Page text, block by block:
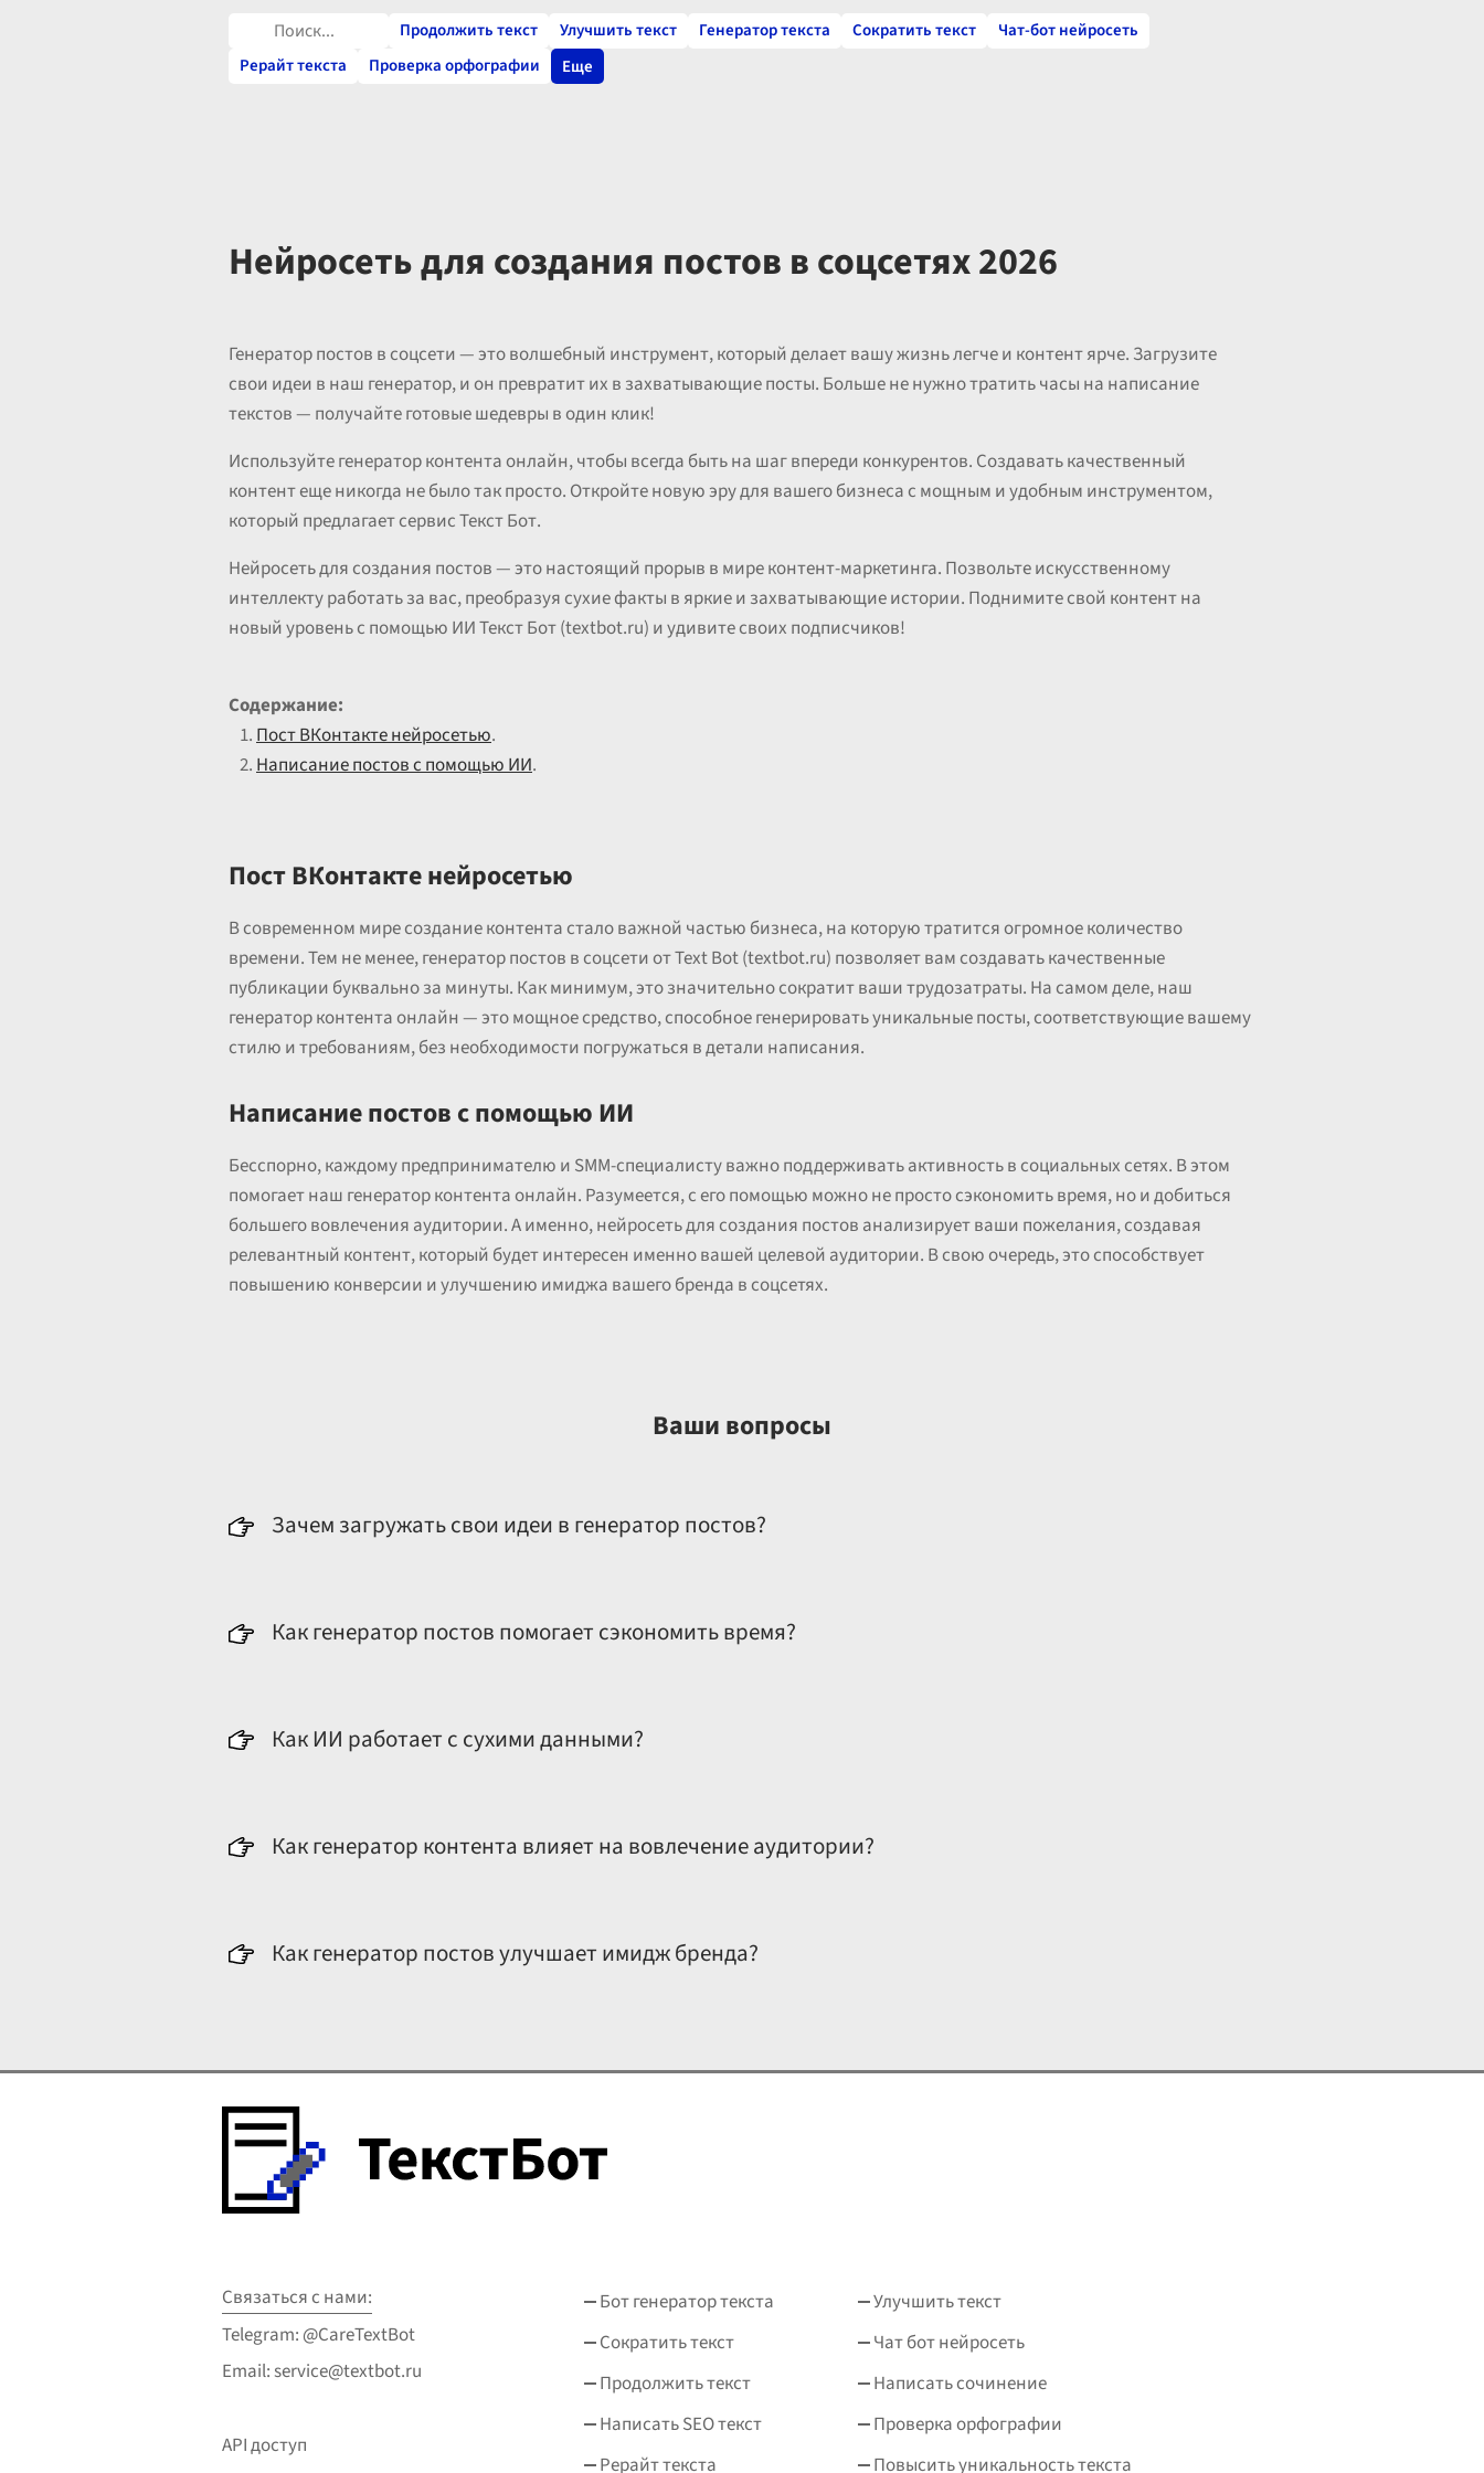
Продолжить текст Улучшить текст Генератор текста Сократить текст
Чат-бот нейросеть
Рерайт текста
Проверка орфографии Еще
Нейросеть для создания постов в соцсетях 2026
Генератор постов в соцсети — это волшебный инструмент, который делает вашу жизнь легче и контент ярче. Загрузите
свои идеи в наш генератор, и он превратит их в захватывающие посты. Больше не нужно тратить часы на написание
текстов — получайте готовые шедевры в один клик!
Используйте генератор контента онлайн, чтобы всегда быть на шаг впереди конкурентов. Создавать качественный
контент еще никогда не было так просто. Откройте новую эру для вашего бизнеса с мощным и удобным инструментом,
который предлагает сервис Текст Бот.
Нейросеть для создания постов — это настоящий прорыв в мире контент-маркетинга. Позвольте искусственному
интеллекту работать за вас, преобразуя сухие факты в яркие и захватывающие истории. Поднимите свой контент на
новый уровень с помощью ИИ Текст Бот (textbot.ru) и удивите своих подписчиков!
Содержание:
Пост ВКонтакте нейросетью.
Написание постов с помощью ИИ.
Пост ВКонтакте нейросетью
В современном мире создание контента стало важной частью бизнеса, на которую тратится огромное количество
времени. Тем не менее, генератор постов в соцсети от Text Bot (textbot.ru) позволяет вам создавать качественные
публикации буквально за минуты. Как минимум, это значительно сократит ваши трудозатраты. На самом деле, наш
генератор контента онлайн — это мощное средство, способное генерировать уникальные посты, соответствующие вашему
стилю и требованиям, без необходимости погружаться в детали написания.
Написание постов с помощью ИИ
Бесспорно, каждому предпринимателю и SMM-специалисту важно поддерживать активность в социальных сетях. В этом
помогает наш генератор контента онлайн. Разумеется, с его помощью можно не просто сэкономить время, но и добиться
большего вовлечения аудитории. А именно, нейросеть для создания постов анализирует ваши пожелания, создавая
релевантный контент, который будет интересен именно вашей целевой аудитории. В свою очередь, это способствует
повышению конверсии и улучшению имиджа вашего бренда в соцсетях.
Ваши вопросы
Зачем загружать свои идеи в генератор постов?
Как генератор постов помогает сэкономить время?
Как ИИ работает с сухими данными?
Как генератор контента влияет на вовлечение аудитории?
Как генератор постов улучшает имидж бренда?
Связаться с нами:
Telegram: @CareTextBot
Email: service@textbot.ru
API доступ
Бот генератор текста
Улучшить текст
Сократить текст
Чат бот нейросеть
Продолжить текст
Написать сочинение
Написать SEO текст
Проверка орфографии
Рерайт текста
Повысить уникальность текста